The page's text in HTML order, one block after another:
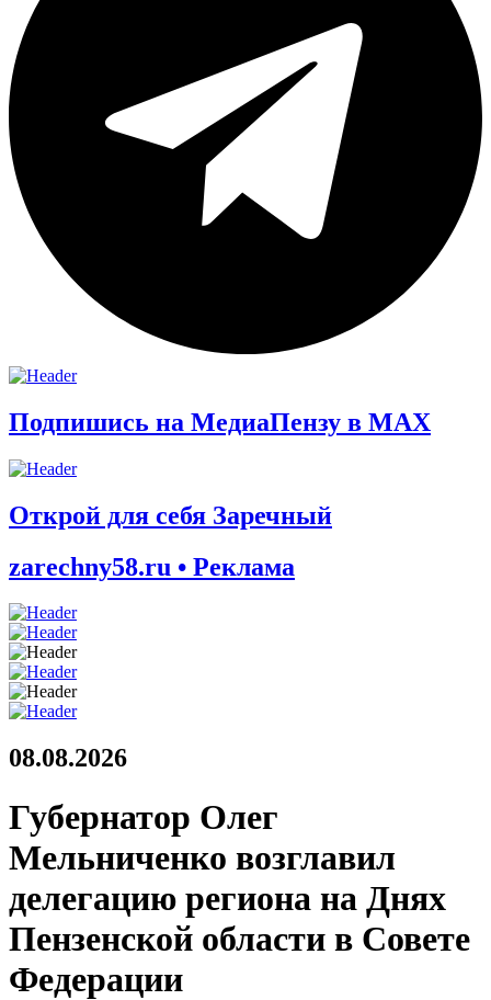
Подпишись на МедиаПензу в МАХ
Открой для себя Заречный
zarechny58.ru • Реклама
08.08.2026
Губернатор Олег
Мельниченко возглавил
делегацию региона на Днях
Пензенской области в Совете
Федерации